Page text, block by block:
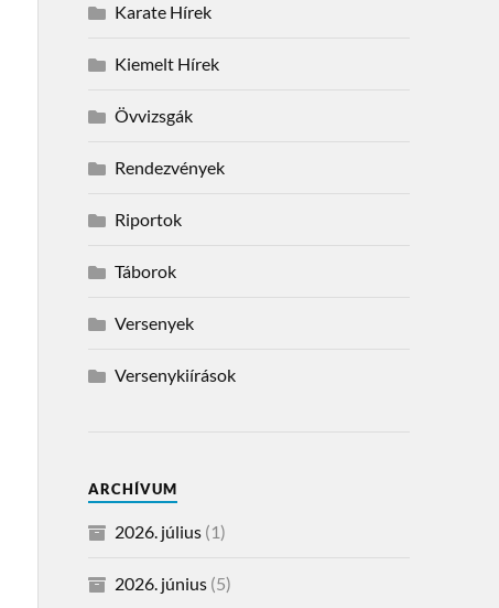
Karate Hírek
Kiemelt Hírek
Övvizsgák
Rendezvények
Riportok
Táborok
Versenyek
Versenykiírások
ARCHÍVUM
2026. július(1)
2026. június(5)